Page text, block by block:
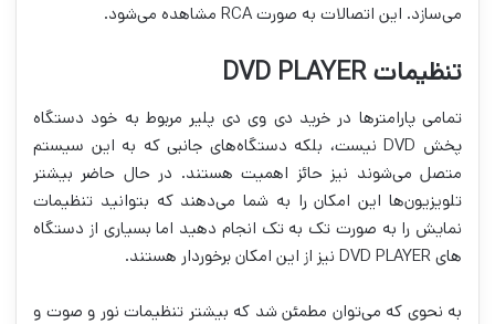
می‌سازد. این اتصالات به صورت RCA مشاهده می‌شود.
تنظیمات DVD PLAYER
تمامی پارامترها در خرید دی وی دی پلیر مربوط به خود دستگاه
پخش DVD نیست، بلکه دستگاه‌های جانبی که به این سیستم
متصل می‌شوند نیز حائز اهمیت هستند. در حال حاضر بیشتر
تلویزیون‌ها این امکان را به شما می‌دهند که بتوانید تنظیمات
نمایش را به صورت تک به تک انجام دهید اما بسیاری از دستگاه
های DVD PLAYER نیز از این امکان برخوردار هستند.
به نحوی که می‌توان مطمئن شد که بیشتر تنظیمات نور و صوت و